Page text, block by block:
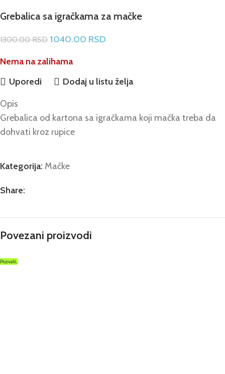
Grebalica sa igračkama za mačke
1300.00RSD 1040.00 RSD
Nema na zalihama
Uporedi
Dodaj u listu želja
Opis
Grebalica od kartona sa igračkama koji mačka treba da
dohvati kroz rupice
Kategorija: Mačke
Share:
Povezani proizvodi
Pozvati...